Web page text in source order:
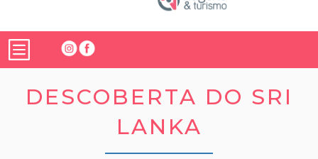
DESCOBERTA DO SRI
LANKA